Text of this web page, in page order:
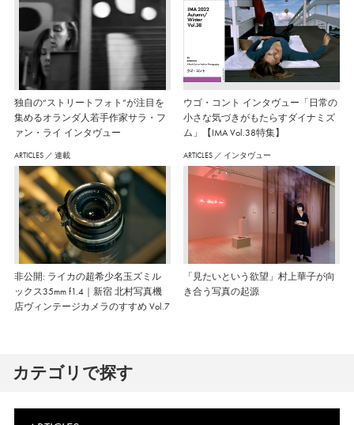
独自の“ストリートフォト”が注目を
集めるオランダ人若手作家サラ・フ
ァン・ライ インタヴュー
ウゴ・コント インタヴュー「日常の
小さな気づきがもたらすダイナミズ
ム」【IMA Vol.38特集】
ARTICLES ／ 連載
非公開: ライカの超希少名玉ズミル
ックス35mm f1.4｜新宿 北村写真機
店ヴィンテージカメラのすすめ Vol.7
ARTICLES ／ インタヴュー
「見たいという欲望」村上華子が向
き合う写真の起源
カテゴリで探す